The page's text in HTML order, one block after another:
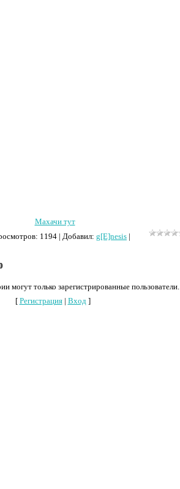
Махачи тут
: 1194 | Добавил: g[E]nesis |
могут только зарегистрированные пользователи.
[ Регистрация| Вход]